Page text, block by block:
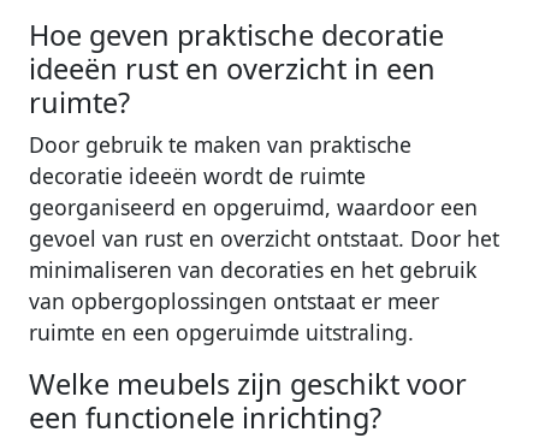
Hoe geven praktische decoratie
ideeën rust en overzicht in een
ruimte?
Door gebruik te maken van praktische
decoratie ideeën wordt de ruimte
georganiseerd en opgeruimd, waardoor een
gevoel van rust en overzicht ontstaat. Door het
minimaliseren van decoraties en het gebruik
van opbergoplossingen ontstaat er meer
ruimte en een opgeruimde uitstraling.
Welke meubels zijn geschikt voor
een functionele inrichting?